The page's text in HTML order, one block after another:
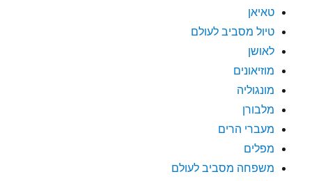
טאיאן
טיול מסביב לעולם
לאושן
מוזיאונים
מונגוליה
מלבורן
מעברי הרים
מפלים
משפחה מסביב לעולם